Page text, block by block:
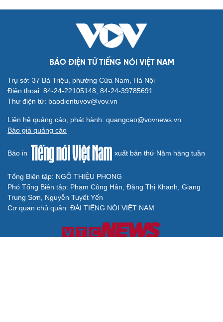
BÁO ĐIỆN TỬ TIẾNG NÓI VIỆT NAM
Trụ sở: 37 Bà Triệu, phường Cửa Nam, Hà Nội
Điện thoại: 84-24-22105148, 84-24-39785691
Thư điện tử: baodientuvov@vov.vn
Liên hệ quảng cáo, phát hành: quangcao@vovnews.vn
Báo giá quảng cáo
Báo in xuất bản thứ Năm hàng tuần
Tổng Biên tập: NGÔ THIỆU PHONG
Phó Tổng Biên tập: Phạm Công Hân, Đặng Thị Khanh, Giang
Trung Sơn, Nguyễn Tuyết Yến
Cơ quan chủ quản: ĐÀI TIẾNG NÓI VIỆT NAM